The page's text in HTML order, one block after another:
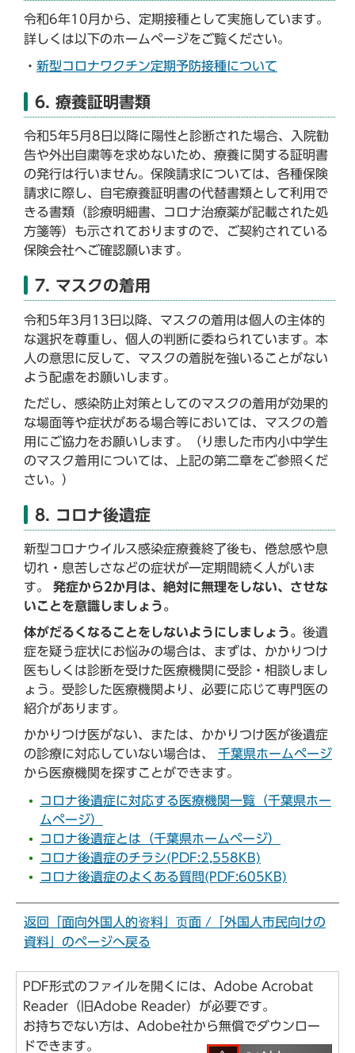
令和6年10月から、定期接種として実施しています。
詳しくは以下のホームページをご覧ください。
・ 新型コロナワクチン定期予防接種について
6. 療養証明書類
令和5年5月8日以降に陽性と診断された場合、入院勧
告や外出自粛等を求めないため、療養に関する証明書
の発行は行いません。保険請求については、各種保険
請求に際し、自宅療養証明書の代替書類として利用で
きる書類（診療明細書、コロナ治療薬が記載された処
方箋等）も示されておりますので、ご契約されている
保険会社へご確認願います。
7. マスクの着用
令和5年3月13日以降、マスクの着用は個人の主体的
な選択を尊重し、個人の判断に委ねられています。本
人の意思に反して、マスクの着脱を強いることがない
よう配慮をお願いします。
ただし、感染防止対策としてのマスクの着用が効果的
な場面等や症状がある場合等においては、マスクの着
用にご協力をお願いします。（り患した市内小中学生
のマスク着用については、上記の第二章をご参照くだ
さい。）
8. コロナ後遺症
新型コロナウイルス感染症療養終了後も、倦怠感や息
切れ・息苦しさなどの症状が一定期間続く人がいま
す。 発症から2か月は、絶対に無理をしない、させな
いことを意識しましょう。
体がだるくなることをしないようにしましょう。 後遺
症を疑う症状にお悩みの場合は、まずは、かかりつけ
医もしくは診断を受けた医療機関に受診・相談しまし
ょう。受診した医療機関より、必要に応じて専門医の
紹介があります。
かかりつけ医がない、または、かかりつけ医が後遺症
の診療に対応していない場合は、 千葉県ホームページ
から医療機関を探すことができます。
コロナ後遺症に対応する医療機関一覧（千葉県ホー
ムページ）
コロナ後遺症とは（千葉県ホームページ）
コロナ後遺症のチラシ(PDF:2,558KB)
コロナ後遺症のよくある質問(PDF:605KB)
返回「面向外国人的资料」页面 /「外国人市民向けの
資料」のページへ戻る
PDF形式のファイルを開くには、Adobe Acrobat
Reader（旧Adobe Reader）が必要です。
お持ちでない方は、Adobe社から無償でダウンロー
ドできます。